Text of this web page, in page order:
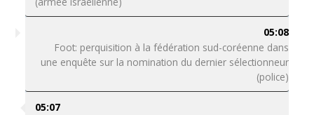
05:08
Foot: perquisition à la fédération sud-coréenne dans
une enquête sur la nomination du dernier sélectionneur
(police)
05:07